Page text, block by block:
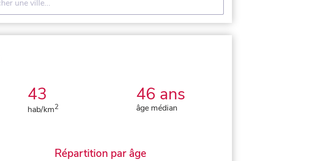
43
hab/km2
46 ans
âge médian
Répartition par âge